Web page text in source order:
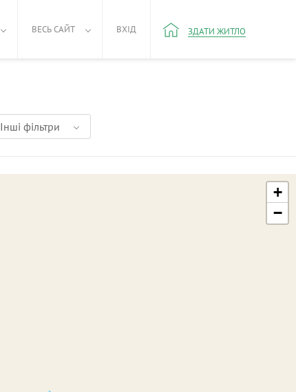
ВЕСЬ САЙТ ВХІД ЗДАТИ ЖИТЛО
Інші фільтри
+
−